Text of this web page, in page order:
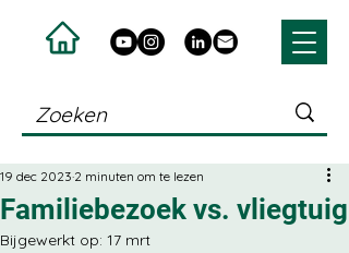
Familiebezoek vs. vliegtuig
19 dec 2023 2 minuten om te lezen
Bijgewerkt op: 17 mrt